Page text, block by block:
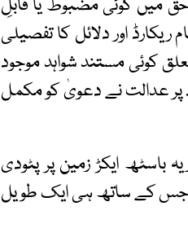
میں کوئی مضبوط یا قابلِ
اور دلائل کا تفصیلی
کوئی مستند شواہد موجود
پر عدالت نے دعویٰ کو مکمل
باسٹھ ایکڑ زمین پر پٹودی
جس کے ساتھ ہی ایک طویل